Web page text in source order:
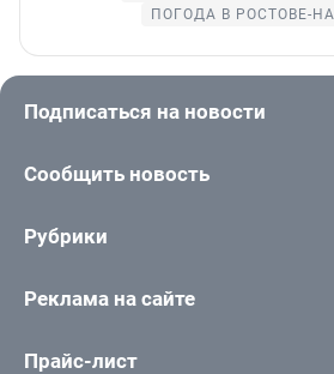
ПОГОДА В РОСТОВЕ-
Подписаться на новости
Сообщить новость
Рубрики
Реклама на сайте
Прайс-лист